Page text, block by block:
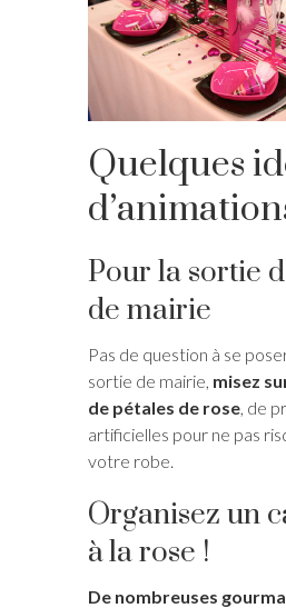
Quelques
Pour la sortie
de mairie
Pas de question à se
sortie de mairie, misez
de pétales de rose, de
artificielles pour ne pas
votre robe.
Organisez un
à la rose !
De nombreuses